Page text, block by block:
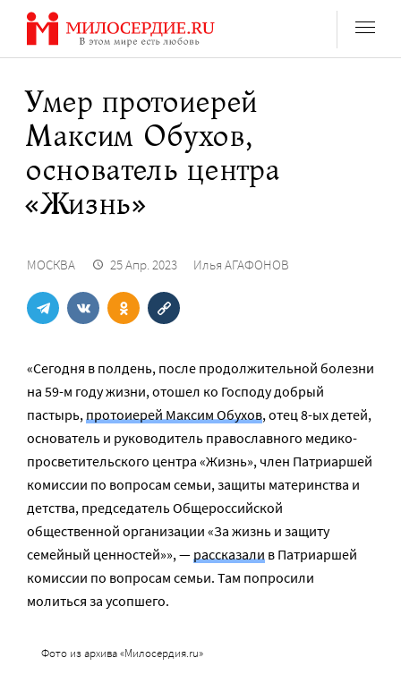
Перейти
содержанию
Умер протоиерей
Максим Обухов,
основатель центра
«Жизнь»
МОСКВА 25 Апр. 2023 Илья АГАФОНОВ
«Сегодня в полдень, после продолжительной болезни
на 59-м году жизни, отошел ко Господу добрый
пастырь,протоиерей Максим Обухов, отец 8-ых детей,
основатель и руководитель православного медико-
просветительского центра «Жизнь», член Патриаршей
комиссии по вопросам семьи, защиты материнства и
детства, председатель Общероссийской
общественной организации «За жизнь и защиту
семейный ценностей»», —рассказали в Патриаршей
комиссии по вопросам семьи. Там попросили
молиться за усопшего.
Фото из архива «Милосердия.ru»